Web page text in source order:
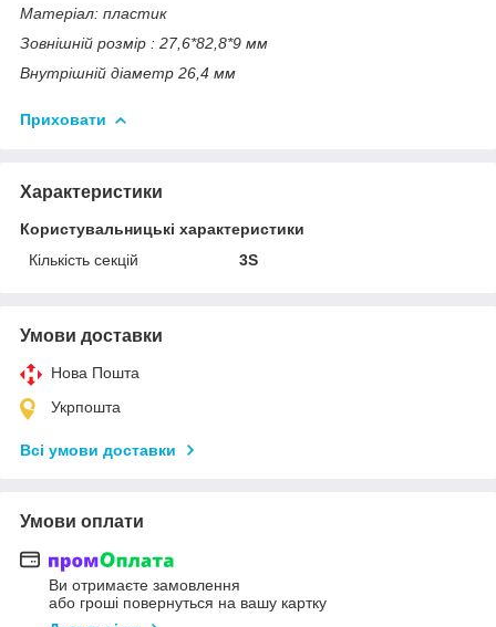
Матеріал: пластик
Зовнішній розмір : 27,6*82,8*9 мм
Внутрішній діаметр 26,4 мм
Приховати
Характеристики
Користувальницькі характеристики
Кількість секцій
3S
Умови доставки
Нова Пошта
Укрпошта
Всі умови доставки
Умови оплати
Ви отримаєте замовлення
або гроші повернуться на вашу картку